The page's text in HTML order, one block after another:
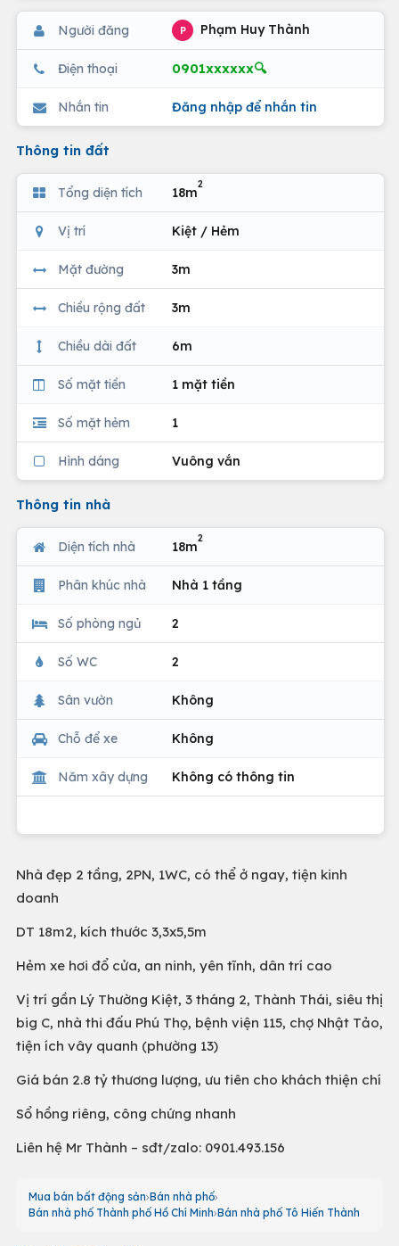
Người đăng P Phạm Huy Thành
Điện thoại 0901xxxxxx🔍
Nhắn tin Đăng nhập để nhắn tin
Thông tin đất
Tổng diện tích 18m
2
Vị trí Kiệt / Hẻm
Mặt đường 3m
Chiều rộng đất 3m
Chiều dài đất 6m
Số mặt tiền 1 mặt tiền
Số mặt hẻm 1
Hình dáng Vuông vắn
Thông tin nhà
Diện tích nhà 18m
2
Phân khúc nhà Nhà 1 tầng
Số phòng ngủ 2
Số WC 2
Sân vườn Không
Chỗ để xe Không
Năm xây dựng Không có thông tin
Nhà đẹp 2 tầng, 2PN, 1WC, có thể ở ngay, tiện kinh
doanh
DT 18m2, kích thước 3,3x5,5m
Hẻm xe hơi đổ cửa, an ninh, yên tĩnh, dân trí cao
Vị trí gần Lý Thường Kiệt, 3 tháng 2, Thành Thái, siêu thị
big C, nhà thi đấu Phú Thọ, bệnh viện 115, chợ Nhật Tảo,
tiện ích vây quanh (phường 13)
Giá bán 2.8 tỷ thương lượng, ưu tiên cho khách thiện chí
Sổ hồng riêng, công chứng nhanh
Liên hệ Mr Thành – sđt/zalo: 0901.493.156
Mua bán bất động sản Bán nhà phố
Bán nhà phố Thành phố Hồ Chí Minh Bán nhà phố Tô Hiến Thành